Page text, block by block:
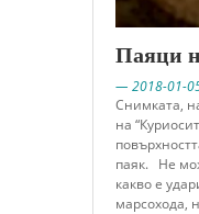
Паяци
— 2018-01-
Снимката,
на
паяк. Не
какво е
марсохода,